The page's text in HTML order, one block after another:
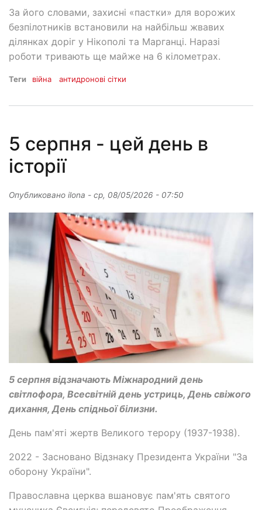
За його словами, захисні «пастки» для ворожих
безпілотників встановили на найбільш жвавих
ділянках доріг у Нікополі та Марганці. Наразі
роботи тривають ще майже на 6 кілометрах.
Теги війна антидронові сітки
5 серпня - цей день в
історії
Опубликовано ilona - ср, 08/05/2026 - 07:50
5 серпня відзначають Міжнародний день
світлофора, Всесвітній день устриць, День свіжого
дихання, День спідньої білизни.
День пам'яті жертв Великого терору (1937-1938).
2022 - Засновано Відзнаку Президента України "За
оборону України".
Православна церква вшановує пам'ять святого